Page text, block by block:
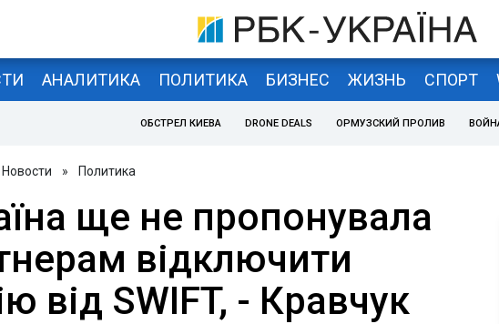
АНАЛИТИКА ПОЛИТИКА БИЗНЕС ЖИЗНЬ СПОРТ
ОБСТРЕЛ КИЕВА DRONE DEALS ОРМУЗСКИЙ ПРОЛИВ
Новости » Политика
ще не пропонувала
відключити
від SWIFT, - Кравчук